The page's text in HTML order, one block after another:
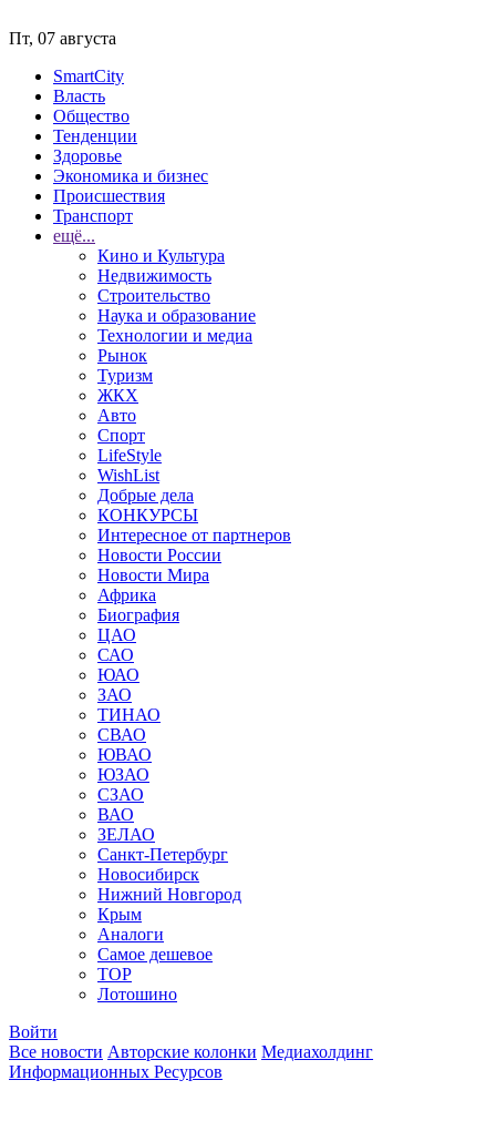
Пт, 07 августа
SmartCity
Власть
Общество
Тенденции
Здоровье
Экономика и бизнес
Происшествия
Транспорт
ещё...
Кино и Культура
Недвижимость
Строительство
Наука и образование
Технологии и медиа
Рынок
Туризм
ЖКХ
Авто
Спорт
LifeStyle
WishList
Добрые дела
КОНКУРСЫ
Интересное от партнеров
Новости России
Новости Мира
Африка
Биография
ЦАО
САО
ЮАО
ЗАО
ТИНАО
СВАО
ЮВАО
ЮЗАО
СЗАО
ВАО
ЗЕЛАО
Санкт-Петербург
Новосибирск
Нижний Новгород
Крым
Аналоги
Самое дешевое
TOP
Лотошино
Войти
Все новости Авторские колонки Медиахолдинг
Информационных Ресурсов